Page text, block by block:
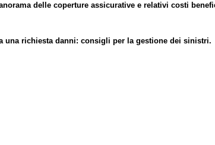
delle coperture assicurative e relativi costi
richiesta danni: consigli per la gestione dei sinistri.